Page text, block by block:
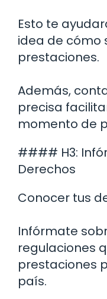
Esto te
idea de cómo
prestaciones.
Además,
precisa
momento de
#### H3:
Derechos
Conocer tus
Infórmate
regulaciones
prestaciones
país.